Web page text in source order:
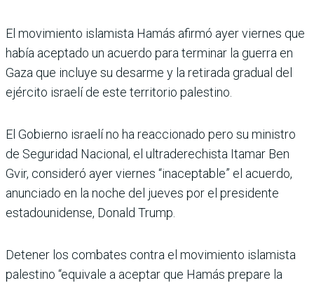
El movimiento islamista Hamás afirmó ayer viernes que
había aceptado un acuerdo para terminar la guerra en
Gaza que incluye su desarme y la retirada gradual del
ejército israelí de este terri­torio palestino.
El Gobierno israelí no ha reaccionado pero su ministro
de Seguridad Nacional, el ultraderechista Itamar Ben
Gvir, consideró ayer viernes “inaceptable” el acuerdo,
anun­ciado en la noche del jueves por el presidente
estadounidense, Donald Trump.
Detener los combates contra el movimiento islamista
palestino “equivale a aceptar que Hamás prepare la